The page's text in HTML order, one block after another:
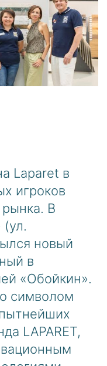
Laparet в
игроков
рынка. В
(ул.
новый
в
«Обойкин».
символом
LAPARET,